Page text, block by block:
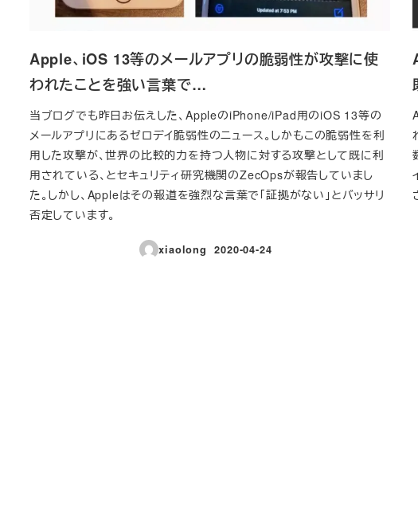
Apple、iOS 13等のメールアプリの脆弱性が攻撃に使
われたことを強い言葉で…
当ブログでも昨日お伝えした、AppleのiPhone/iPad用のiOS 13等の
メールアプリにあるゼロデイ脆弱性のニュース。しかもこの脆弱性を利
用した攻撃が、世界の比較的力を持つ人物に対する攻撃として既に利
用されている、とセキュリティ研究機関のZecOpsが報告していまし
た。しかし、Appleはその報道を強烈な言葉で「証拠がない」とバッサリ
否定しています。
xiaolong
投稿日
2020-04-24